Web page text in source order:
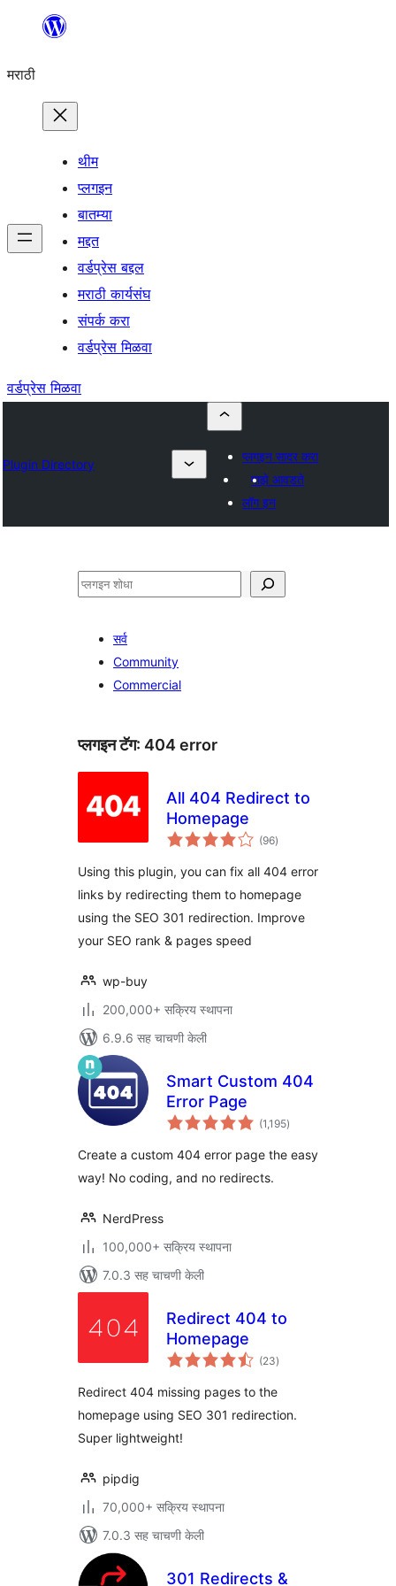
सामुग्रीवर
मराठी
थीम
प्लगइन
बातम्या
मद्दत
वर्डप्रेस बद्दल
मराठी कार्यसंघ
संपर्क करा
वर्डप्रेस मिळवा
वर्डप्रेस मिळवा
Plugin Directory
प्लगइन सादर करा
माझे आवडते
लॉग इन
शोधा
सर्व
Community
Commercial
प्लगइन टॅग: 404 error
All 404 Redirect to
Homepage
(96एकूण
मूल्यांकन
)
Using this plugin, you can fix all 404 error
links by redirecting them to homepage
using the SEO 301 redirection. Improve
your SEO rank & pages speed
wp-buy
200,000+ सक्रिय स्थापना
6.9.6 सह चाचणी केली
Smart Custom 404
Error Page
(1,195एकूण
मूल्यांकन
)
Create a custom 404 error page the easy
way! No coding, and no redirects.
NerdPress
100,000+ सक्रिय स्थापना
7.0.3 सह चाचणी केली
Redirect 404 to
Homepage
(23एकूण
मूल्यांकन
)
Redirect 404 missing pages to the
homepage using SEO 301 redirection.
Super lightweight!
pipdig
70,000+ सक्रिय स्थापना
7.0.3 सह चाचणी केली
301 Redirects &